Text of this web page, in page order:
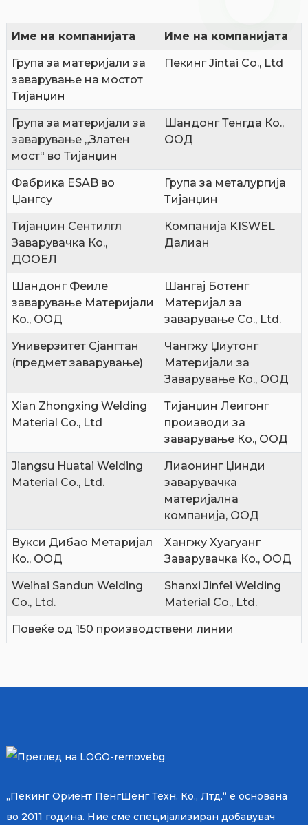
Име на компанијата Име на компанијата
Група за материјали за
заварување на мостот
Тијанџин
Пекинг Jintai Co., Ltd
Група за материјали за
заварување „Златен
мост“ во Тијанџин
Шандонг Тенгда Ко.,
ООД
Фабрика ESAB во
Џангсу
Група за металургија
Тијанџин
Тијанџин Сентилгл
Заварувачка Ко.,
ДООЕЛ
Компанија KISWEL
Далиан
Шандонг Феиле
заварување Материјали
Ко., ООД
Шангај Ботенг
Материјал за
заварување Co., Ltd.
Универзитет Сјангтан
(предмет заварување)
Чангжу Џиутонг
Материјали за
Заварување Ко., ООД
Xian Zhongxing Welding
Material Co., Ltd
Тијанџин Леигонг
производи за
заварување Ко., ООД
Jiangsu Huatai Welding
Material Co., Ltd.
Лиаонинг Џинди
заварувачка
материјална
компанија, ООД
Вукси Дибао Метаријал
Ко., ООД
Хангжу Хуагуанг
Заварувачка Ко., ООД
Weihai Sandun Welding
Co., Ltd.
Shanxi Jinfei Welding
Material Co., Ltd.
Повеќе од 150 производствени линии
„Пекинг Ориент ПенгШенг Техн. Ко., Лтд.“ е основана
во 2011 година. Ние сме специјализиран добавувач